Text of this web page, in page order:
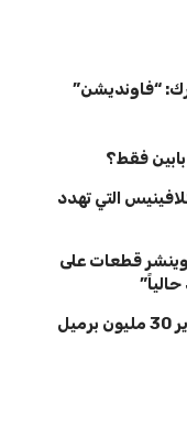
“فاونديشن”
بابين فقط؟
التي تهدد
وينشر قطعات على
بيانات “كبلر”: العراق تمكن من تصدير 30 مليون برميل